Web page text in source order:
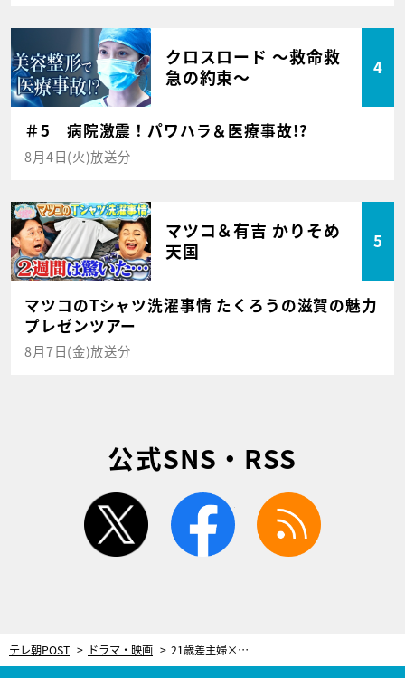
クロスロード ～救命救
急の約束～
4
＃5 病院激震！パワハラ＆医療事故!?
8月4日(火)放送分
マツコ＆有吉 かりそめ
天国
5
マツコのTシャツ洗濯事情 たくろうの滋賀の魅力
プレゼンツアー
8月7日(金)放送分
公式SNS・RSS
twitter facebook
テレ朝POST ドラマ・映画 21歳差主婦×家庭教師、“禁断の関係”はまだ続く!? 熱い告白に「心臓ぶち抜かれた」と視聴者ドキドキ＜東京タワー＞